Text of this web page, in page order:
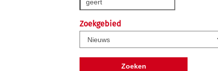
Zoekgebied